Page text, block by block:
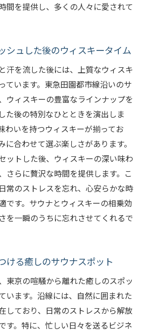
間を提供し、多くの人々に愛されて
シュした後のウィスキータイム
汗を流した後には、上質なウィスキ
ています。東急田園都市線沿いのサ
ウィスキーの豊富なラインナップを
た後の特別なひとときを演出しま
わいを持つウィスキーが揃ってお
に合わせて選ぶ楽しさがあります。
ットした後、ウィスキーの深い味わ
さらに贅沢な時間を提供します。こ
常のストレスを忘れ、心安らかな時
です。サウナとウィスキーの相乗効
を一瞬のうちに忘れさせてくれるで
ける癒しのサウナスポット
東京の喧騒から離れた癒しのスポッ
います。沿線には、自然に囲まれた
しており、日常のストレスから解放
す。特に、忙しい日々を送るビジネ